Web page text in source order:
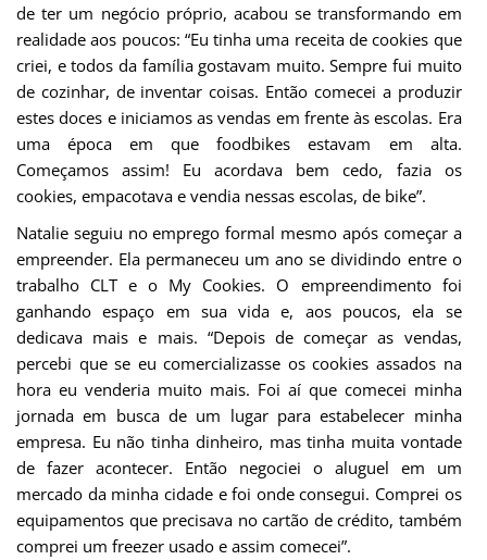
de ter um negócio próprio, acabou se transformando em
realidade aos poucos: “Eu tinha uma receita de cookies que
criei, e todos da família gostavam muito. Sempre fui muito
de cozinhar, de inventar coisas. Então comecei a produzir
estes doces e iniciamos as vendas em frente às escolas. Era
uma época em que foodbikes estavam em alta.
Começamos assim! Eu acordava bem cedo, fazia os
cookies, empacotava e vendia nessas escolas, de bike”.
Natalie seguiu no emprego formal mesmo após começar a
empreender. Ela permaneceu um ano se dividindo entre o
trabalho CLT e o My Cookies. O empreendimento foi
ganhando espaço em sua vida e, aos poucos, ela se
dedicava mais e mais. “Depois de começar as vendas,
percebi que se eu comercializasse os cookies assados na
hora eu venderia muito mais. Foi aí que comecei minha
jornada em busca de um lugar para estabelecer minha
empresa. Eu não tinha dinheiro, mas tinha muita vontade
de fazer acontecer. Então negociei o aluguel em um
mercado da minha cidade e foi onde consegui. Comprei os
equipamentos que precisava no cartão de crédito, também
comprei um freezer usado e assim comecei”.